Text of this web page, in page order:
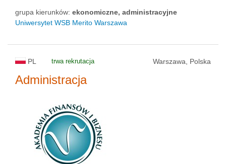
grupa kierunków: ekonomiczne, administracyjne
Uniwersytet WSB Merito Warszawa
PL trwa rekrutacja Warszawa, Polska
Administracja